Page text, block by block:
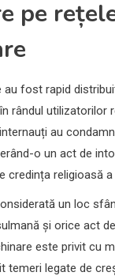
pe
au fost rapid
rândul utilizatorilor
au
o un act de
credința religioasă a
un loc
și orice act
este privit cu
temeri legate de